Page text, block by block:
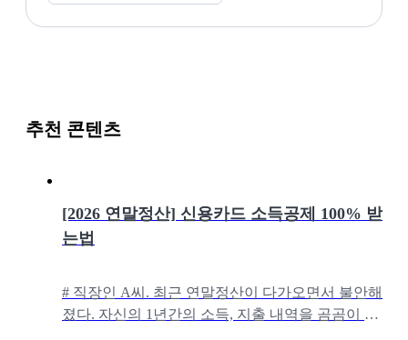
추천 콘텐츠
[2026 연말정산] 신용카드 소득공제 100% 받
는법
# 직장인 A씨. 최근 연말정산이 다가오면서 불안해
졌다. 자신의 1년간의 소득, 지출 내역을 곰곰이 생